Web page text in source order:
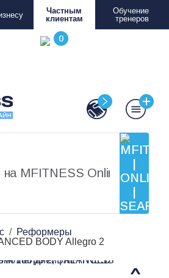
Частным
клиентам
Обучение
тренеров
Реформеры
BODY Allegro 2